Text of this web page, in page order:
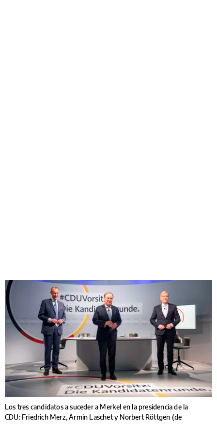
Los tres candidatos a suceder a Merkel en la presidencia de la
CDU: Friedrich Merz, Armin Laschet y Norbert Röttgen (de